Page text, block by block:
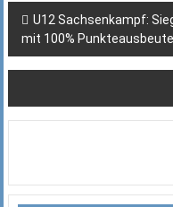
U12 Sachsenkampf:
mit 100% Punkteausbeute